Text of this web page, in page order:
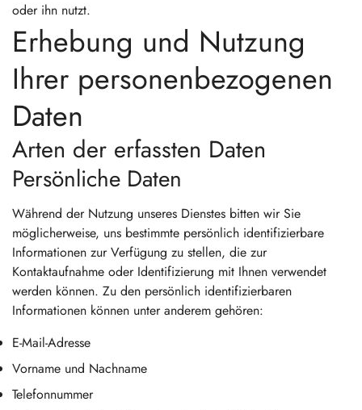
oder ihn nutzt.
Erhebung und Nutzung
Ihrer personenbezogenen
Daten
Arten der erfassten Daten
Persönliche Daten
Während der Nutzung unseres Dienstes bitten wir Sie
möglicherweise, uns bestimmte persönlich identifizierbare
Informationen zur Verfügung zu stellen, die zur
Kontaktaufnahme oder Identifizierung mit Ihnen verwendet
werden können. Zu den persönlich identifizierbaren
Informationen können unter anderem gehören:
E-Mail-Adresse
Vorname und Nachname
Telefonnummer